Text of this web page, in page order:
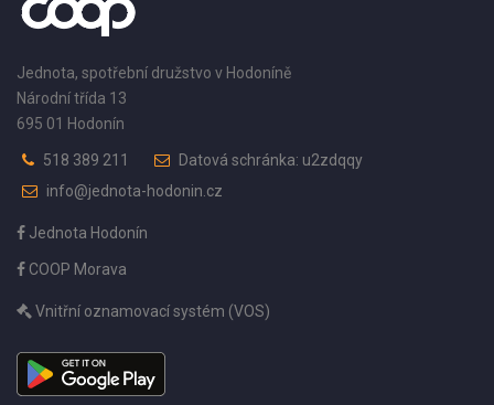
Jednota, spotřební družstvo v Hodoníně
Národní třída 13
695 01 Hodonín
518 389 211
Datová schránka: u2zdqqy
info@jednota-hodonin.cz
Jednota Hodonín
COOP Morava
Vnitřní oznamovací systém (VOS)